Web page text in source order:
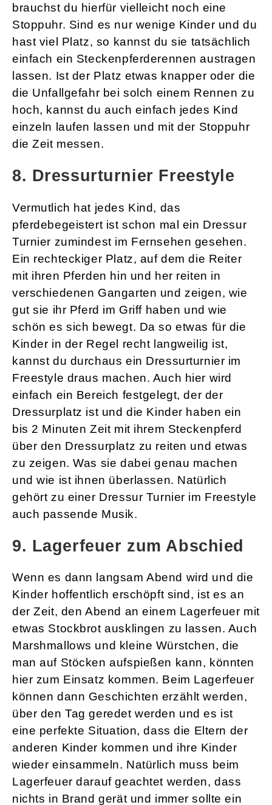
brauchst du hierfür vielleicht noch eine
Stoppuhr. Sind es nur wenige Kinder und du
hast viel Platz, so kannst du sie tatsächlich
einfach ein Steckenpferderennen austragen
lassen. Ist der Platz etwas knapper oder die
die Unfallgefahr bei solch einem Rennen zu
hoch, kannst du auch einfach jedes Kind
einzeln laufen lassen und mit der Stoppuhr
die Zeit messen.
8. Dressurturnier Freestyle
Vermutlich hat jedes Kind, das
pferdebegeistert ist schon mal ein Dressur
Turnier zumindest im Fernsehen gesehen.
Ein rechteckiger Platz, auf dem die Reiter
mit ihren Pferden hin und her reiten in
verschiedenen Gangarten und zeigen, wie
gut sie ihr Pferd im Griff haben und wie
schön es sich bewegt. Da so etwas für die
Kinder in der Regel recht langweilig ist,
kannst du durchaus ein Dressurturnier im
Freestyle draus machen. Auch hier wird
einfach ein Bereich festgelegt, der der
Dressurplatz ist und die Kinder haben ein
bis 2 Minuten Zeit mit ihrem Steckenpferd
über den Dressurplatz zu reiten und etwas
zu zeigen. Was sie dabei genau machen
und wie ist ihnen überlassen. Natürlich
gehört zu einer Dressur Turnier im Freestyle
auch passende Musik.
9. Lagerfeuer zum Abschied
Wenn es dann langsam Abend wird und die
Kinder hoffentlich erschöpft sind, ist es an
der Zeit, den Abend an einem Lagerfeuer mit
etwas Stockbrot ausklingen zu lassen. Auch
Marshmallows und kleine Würstchen, die
man auf Stöcken aufspießen kann, könnten
hier zum Einsatz kommen. Beim Lagerfeuer
können dann Geschichten erzählt werden,
über den Tag geredet werden und es ist
eine perfekte Situation, dass die Eltern der
anderen Kinder kommen und ihre Kinder
wieder einsammeln. Natürlich muss beim
Lagerfeuer darauf geachtet werden, dass
nichts in Brand gerät und immer sollte ein